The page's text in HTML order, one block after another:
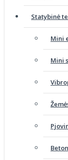
Statybinė
Mini
Mini